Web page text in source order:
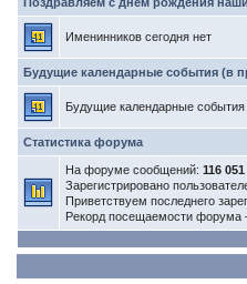
Именинников сегодня нет
Будущие календарные события (в
Будущие календарные события
Статистика форума
На форуме сообщений: 116 051
Зарегистрировано
Приветствуем последнего
Рекорд посещаемости